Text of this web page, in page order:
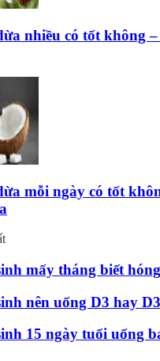
nhiều có tốt không
mỗi ngày có tốt
mấy tháng biết
nên uống D3 hay
15 ngày tuổi uống